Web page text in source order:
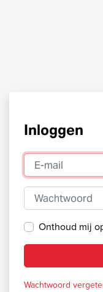
Inloggen
E-mail
Wachtwoord
Onthoud mij
Wachtwoord